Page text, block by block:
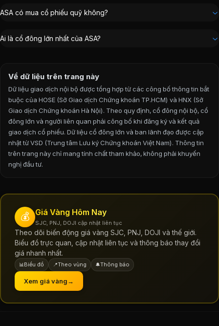
Chủ tịch Hội đồng Quản trị
Kế toán trưởng: Lê Thị Mơ
ASA có mua cổ phiếu quỹ không?
Ai là cổ đông lớn nhất của ASA?
Về dữ liệu trên trang này
Dữ liệu giao dịch nội bộ được tổng hợp từ các công bố thông tin bắt
buộc của HOSE (Sở Giao dịch Chứng khoán TP.HCM) và HNX (Sở
Giao dịch Chứng khoán Hà Nội). Theo quy định, cổ đông nội bộ, cổ
đông lớn và người liên quan phải công bố khi đăng ký và kết quả
giao dịch cổ phiếu. Dữ liệu cổ đông lớn và ban lãnh đạo được cập
nhật từ VSD (Trung tâm Lưu ký Chứng khoán Việt Nam). Thông tin
trên trang này chỉ mang tính chất tham khảo, không phải khuyến
nghị đầu tư.
💰 Giá Vàng Hôm Nay
SJC, PNJ, DOJI cập nhật liên tục
Theo dõi biến động giá vàng SJC, PNJ, DOJI và thế giới.
Biểu đồ trực quan, cập nhật liên tục và thông báo thay đổi
giá nhanh nhất.
📊 Biểu đồ 📍Theo vùng 🔔Thông báo
Xem giá vàng→